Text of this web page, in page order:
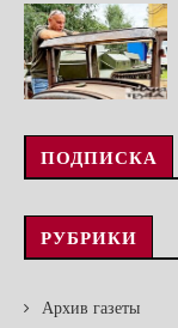
ПОДПИСКА
РУБРИКИ
Архив газеты